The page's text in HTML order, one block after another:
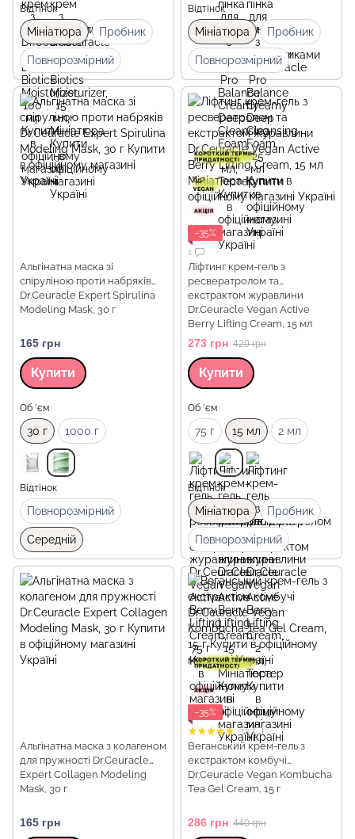
Відтінок
Мініатюра Пробник
Повнорозмірний
Відтінок
Мініатюра Пробник
Повнорозмірний
Альгінатна маска зі
спіруліною проти набряків
Dr.Ceuracle Expert Spirulina
Modeling Mask, 30 г
165 грн
Купити
Об `єм
30 г 1000 г
Відтінок
Повнорозмірний
Середній
−35%
1
Ліфтинг крем-гель з
ресвератролом та
екстрактом журавлини
Dr.Ceuracle Vegan Active
Berry Lifting Cream, 15 мл
Мініатюра
273 грн 420 грн
Купити
Об `єм
75 г 15 мл 2 мл
Відтінок
Мініатюра Пробник
Повнорозмірний
Альгінатна маска з колагеном
для пружності Dr.Ceuracle
Expert Collagen Modeling
Mask, 30 г
165 грн
−35%
15
Веганський крем-гель з
екстрактом комбучі
Dr.Ceuracle Vegan Kombucha
Tea Gel Cream, 15 г
286 грн 440 грн